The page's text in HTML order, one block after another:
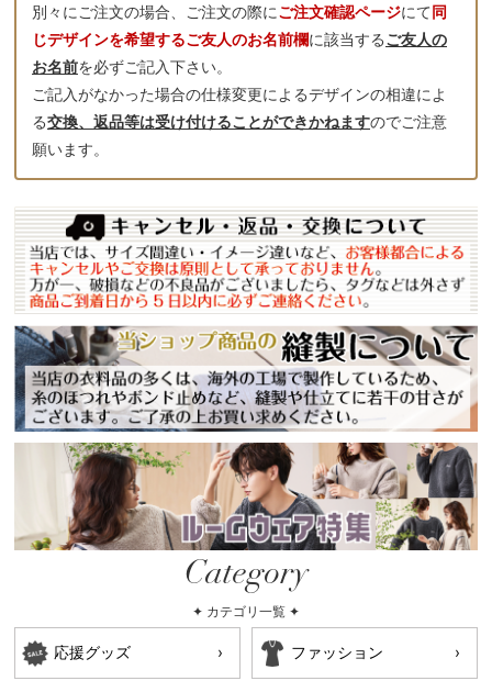
別々にご注文の場合、ご注文の際にご注文確認ページにて同
じデザインを希望するご友人のお名前欄に該当するご友人の
お名前を必ずご記入下さい。
ご記入がなかった場合の仕様変更によるデザインの相違によ
る交換、返品等は受け付けることができかねますのでご注意
願います。
Category
✦ カテゴリ一覧 ✦
応援グッズ ファッション